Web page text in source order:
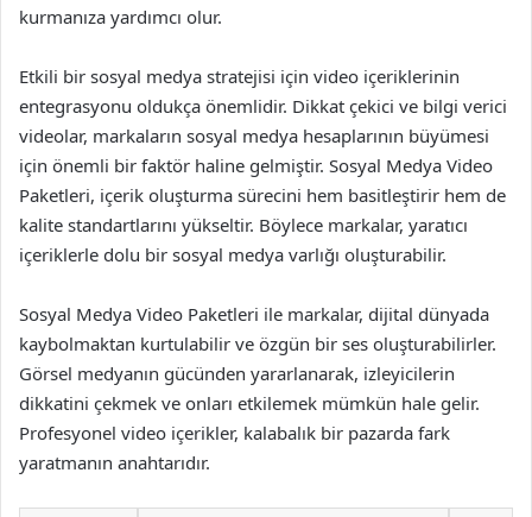
kurmanıza yardımcı olur.
Etkili bir sosyal medya stratejisi için video içeriklerinin
entegrasyonu oldukça önemlidir. Dikkat çekici ve bilgi verici
videolar, markaların sosyal medya hesaplarının büyümesi
için önemli bir faktör haline gelmiştir. Sosyal Medya Video
Paketleri, içerik oluşturma sürecini hem basitleştirir hem de
kalite standartlarını yükseltir. Böylece markalar, yaratıcı
içeriklerle dolu bir sosyal medya varlığı oluşturabilir.
Sosyal Medya Video Paketleri ile markalar, dijital dünyada
kaybolmaktan kurtulabilir ve özgün bir ses oluşturabilirler.
Görsel medyanın gücünden yararlanarak, izleyicilerin
dikkatini çekmek ve onları etkilemek mümkün hale gelir.
Profesyonel video içerikler, kalabalık bir pazarda fark
yaratmanın anahtarıdır.